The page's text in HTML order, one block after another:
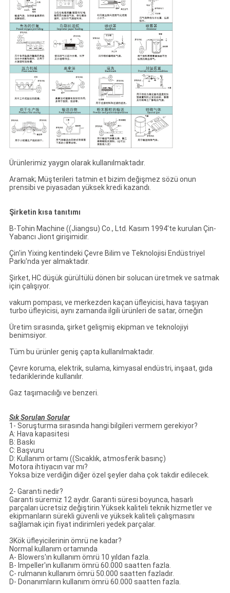
Ürünlerimiz yaygın olarak kullanılmaktadır.
Aramak; Müşterileri tatmin et bizim değişmez sözü onun
prensibi ve piyasadan yüksek kredi kazandı.
Şirketin kısa tanıtımı
B-Tohin Machine ((Jiangsu) Co., Ltd. Kasım 1994'te kurulan Çin-
Yabancı Jiont girişimidir.
Çin'in Yixing kentindeki Çevre Bilim ve Teknolojisi Endüstriyel
Parkı'nda yer almaktadır.
Şirket, HC düşük gürültülü dönen bir solucan üretmek ve satmak
için çalışıyor.
vakum pompası, ve merkezden kaçan üfleyicisi, hava taşıyan
turbo üfleyicisi, aynı zamanda ilgili ürünleri de satar, örneğin
Üretim sırasında, şirket gelişmiş ekipman ve teknolojiyi
benimsiyor.
Tüm bu ürünler geniş çapta kullanılmaktadır.
Çevre koruma, elektrik, sulama, kimyasal endüstri, inşaat, gıda
tedariklerinde kullanılır.
Gaz taşımacılığı ve benzeri.
Sık Sorulan Sorular
1- Soruşturma sırasında hangi bilgileri vermem gerekiyor?
A: Hava kapasitesi
B: Baskı
C: Başvuru
D: Kullanım ortamı ((Sıcaklık, atmosferik basınç)
Motora ihtiyacın var mı?
Yoksa bize verdiğin diğer özel şeyler daha çok takdir edilecek.
2- Garanti nedir?
Garanti süremiz 12 aydır. Garanti süresi boyunca, hasarlı
parçaları ücretsiz değiştirin.Yüksek kaliteli teknik hizmetler ve
ekipmanların sürekli güvenli ve yüksek kaliteli çalışmasını
sağlamak için fiyat indirimleri yedek parçalar.
3Kök üfleyicilerinin ömrü ne kadar?
Normal kullanım ortamında
A- Blowers'ın kullanım ömrü 10 yıldan fazla.
B- Impeller'ın kullanım ömrü 60.000 saatten fazla.
C- rulmanın kullanım ömrü 50.000 saatten fazladır.
D- Donanımların kullanım ömrü 60.000 saatten fazla.